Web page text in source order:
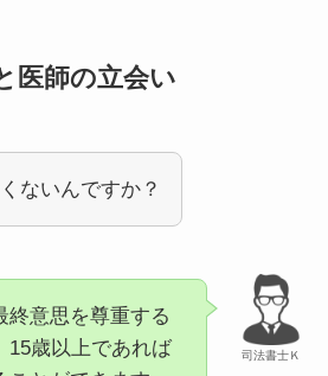
医師の立会い
ないんですか？
司法書士Ｋ
終意思を尊重する
15歳以上であれば